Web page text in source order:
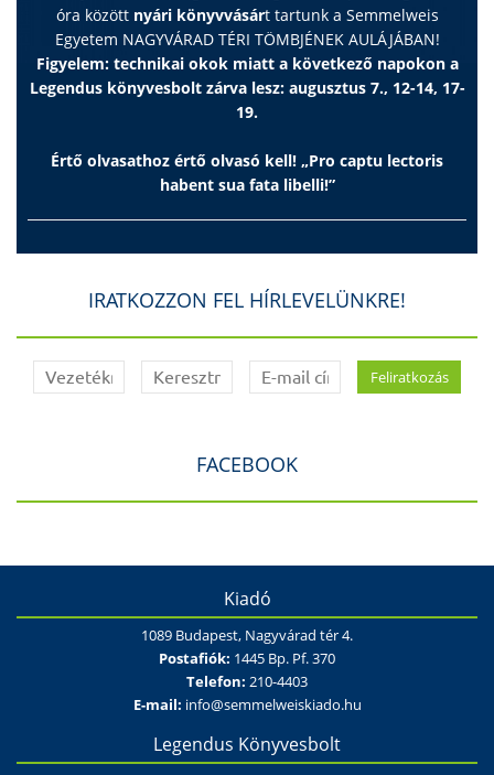
óra között nyári könyvvásárt tartunk a Semmelweis
Egyetem NAGYVÁRAD TÉRI TÖMBJÉNEK AULÁJÁBAN!
Figyelem: technikai okok miatt a következő napokon a
Legendus könyvesbolt zárva lesz: augusztus 7., 12-14, 17-
19.
Értő olvasathoz értő olvasó kell! „Pro captu lectoris
habent sua fata libelli!”
IRATKOZZON FEL HÍRLEVELÜNKRE!
FACEBOOK
Kiadó
1089 Budapest, Nagyvárad tér 4.
Postafiók: 1445 Bp. Pf. 370
Telefon: 210-4403
E-mail: info@semmelweiskiado.hu
Legendus Könyvesbolt